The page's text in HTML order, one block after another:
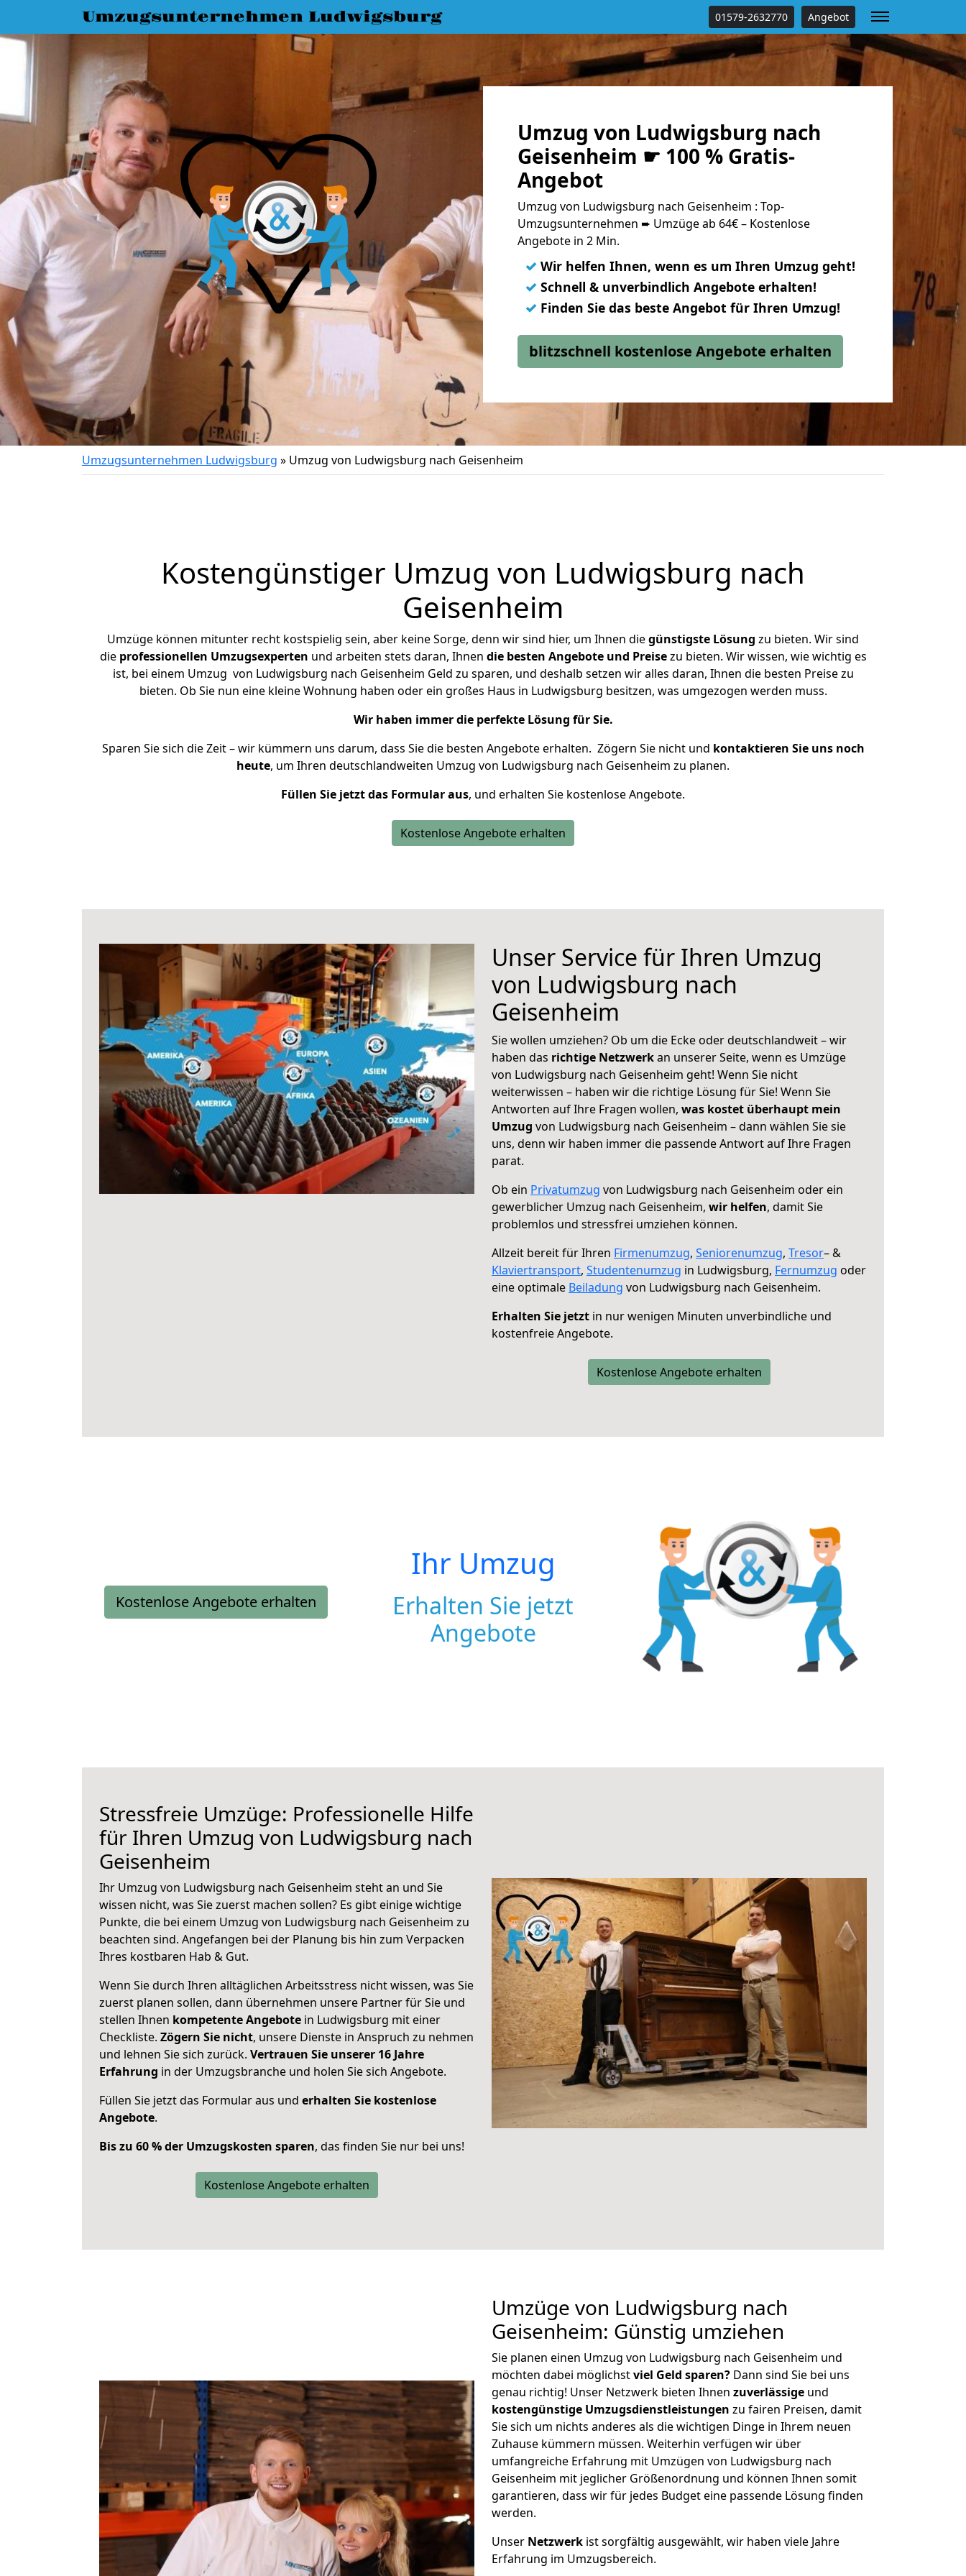
Umzugsunternehmen Ludwigsburg 01579-2632770 Angebot
Umzug von Ludwigsburg nach
Geisenheim ☛ 100 % Gratis-
Angebot
Umzug von Ludwigsburg nach Geisenheim : Top-
Umzugsunternehmen ➨ Umzüge ab 64€ – Kostenlose
Angebote in 2 Min.
✓ Wir helfen Ihnen, wenn es um Ihren Umzug geht!
✓ Schnell & unverbindlich Angebote erhalten!
✓ Finden Sie das beste Angebot für Ihren Umzug!
blitzschnell kostenlose Angebote erhalten
Umzugsunternehmen Ludwigsburg » Umzug von Ludwigsburg nach Geisenheim
Kostengünstiger Umzug von Ludwigsburg nach
Geisenheim
Umzüge können mitunter recht kostspielig sein, aber keine Sorge, denn wir sind hier, um Ihnen diegünstigste Lösung zu bieten. Wir sind
die professionellen Umzugsexperten und arbeiten stets daran, Ihnen die besten Angebote und Preisezu bieten. Wir wissen, wie wichtig es
ist, bei einem Umzug von Ludwigsburg nach Geisenheim Geld zu sparen, und deshalb setzen wir alles daran, Ihnen die besten Preise zu
bieten. Ob Sie nun eine kleine Wohnung haben oder ein großes Haus in Ludwigsburg besitzen, was umgezogen werden muss.
Wir haben immer die perfekte Lösung für Sie.
Sparen Sie sich die Zeit – wir kümmern uns darum, dass Sie die besten Angebote erhalten. Zögern Sie nicht und kontaktieren Sie uns noch
heute, um Ihren deutschlandweiten Umzug von Ludwigsburg nach Geisenheim zu planen.
Füllen Sie jetzt das Formular aus, und erhalten Sie kostenlose Angebote.
Kostenlose Angebote erhalten
Unser Service für Ihren Umzug
von Ludwigsburg nach
Geisenheim
Sie wollen umziehen? Ob um die Ecke oder deutschlandweit – wir
haben das richtige Netzwerkan unserer Seite, wenn es Umzüge
von Ludwigsburg nach Geisenheim geht! Wenn Sie nicht
weiterwissen – haben wir die richtige Lösung für Sie! Wenn Sie
Antworten auf Ihre Fragen wollen, was kostet überhaupt mein
Umzug von Ludwigsburg nach Geisenheim – dann wählen Sie sie
uns, denn wir haben immer die passende Antwort auf Ihre Fragen
parat.
Ob ein Privatumzug von Ludwigsburg nach Geisenheim oder ein
gewerblicher Umzug nach Geisenheim, wir helfen, damit Sie
problemlos und stressfrei umziehen können.
Allzeit bereit für Ihren Firmenumzug, Seniorenumzug, Tresor– &
Klaviertransport, Studentenumzug in Ludwigsburg, Fernumzug oder
eine optimale Beiladung von Ludwigsburg nach Geisenheim.
Erhalten Sie jetzt in nur wenigen Minuten unverbindliche und
kostenfreie Angebote.
Kostenlose Angebote erhalten
Kostenlose Angebote erhalten
Ihr Umzug
Erhalten Sie jetzt
Angebote
Stressfreie Umzüge: Professionelle Hilfe
für Ihren Umzug von Ludwigsburg nach
Geisenheim
Ihr Umzug von Ludwigsburg nach Geisenheim steht an und Sie
wissen nicht, was Sie zuerst machen sollen? Es gibt einige wichtige
Punkte, die bei einem Umzug von Ludwigsburg nach Geisenheim zu
beachten sind. Angefangen bei der Planung bis hin zum Verpacken
Ihres kostbaren Hab & Gut.
Wenn Sie durch Ihren alltäglichen Arbeitsstress nicht wissen, was Sie
zuerst planen sollen, dann übernehmen unsere Partner für Sie und
stellen Ihnen kompetente Angebote in Ludwigsburg mit einer
Checkliste. Zögern Sie nicht, unsere Dienste in Anspruch zu nehmen
und lehnen Sie sich zurück. Vertrauen Sie unserer 16 Jahre
Erfahrung in der Umzugsbranche und holen Sie sich Angebote.
Füllen Sie jetzt das Formular aus und erhalten Sie kostenlose
Angebote.
Bis zu 60 % der Umzugskosten sparen, das finden Sie nur bei uns!
Kostenlose Angebote erhalten
Umzüge von Ludwigsburg nach
Geisenheim: Günstig umziehen
Sie planen einen Umzug von Ludwigsburg nach Geisenheim und
möchten dabei möglichstviel Geld sparen? Dann sind Sie bei uns
genau richtig! Unser Netzwerk bieten Ihnen zuverlässige und
kostengünstige Umzugsdienstleistungen zu fairen Preisen, damit
Sie sich um nichts anderes als die wichtigen Dinge in Ihrem neuen
Zuhause kümmern müssen. Weiterhin verfügen wir über
umfangreiche Erfahrung mit Umzügen von Ludwigsburg nach
Geisenheim mit jeglicher Größenordnung und können Ihnen somit
garantieren, dass wir für jedes Budget eine passende Lösung finden
werden.
Unser Netzwerk ist sorgfältig ausgewählt, wir haben viele Jahre
Erfahrung im Umzugsbereich.